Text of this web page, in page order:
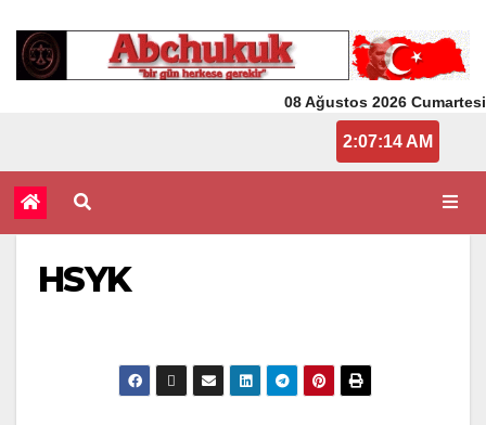
08 Ağustos 2026 Cumartesi
2:07:14 AM
HSYK